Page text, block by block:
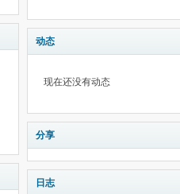
动态
现在还没有动态
分享
日志